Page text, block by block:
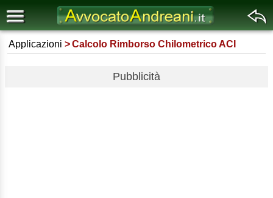
Applicazioni Calcolo Rimborso Chilometrico ACI
Pubblicità